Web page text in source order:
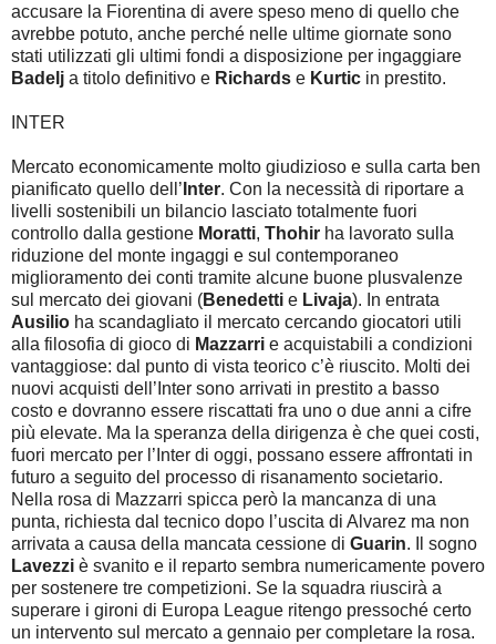
accusare la Fiorentina di avere speso meno di quello che
avrebbe potuto, anche perché nelle ultime giornate sono
stati utilizzati gli ultimi fondi a disposizione per ingaggiare
Badelj a titolo definitivo e Richards e Kurtic in prestito.
INTER
Mercato economicamente molto giudizioso e sulla carta ben
pianificato quello dell’ Inter. Con la necessità di riportare a
livelli sostenibili un bilancio lasciato totalmente fuori
controllo dalla gestione Moratti, Thohir ha lavorato sulla
riduzione del monte ingaggi e sul contemporaneo
miglioramento dei conti tramite alcune buone plusvalenze
sul mercato dei giovani (Benedetti e Livaja). In entrata
Ausilio ha scandagliato il mercato cercando giocatori utili
alla filosofia di gioco di Mazzarri e acquistabili a condizioni
vantaggiose: dal punto di vista teorico c’è riuscito. Molti dei
nuovi acquisti dell’Inter sono arrivati in prestito a basso
costo e dovranno essere riscattati fra uno o due anni a cifre
più elevate. Ma la speranza della dirigenza è che quei costi,
fuori mercato per l’Inter di oggi, possano essere affrontati in
futuro a seguito del processo di risanamento societario.
Nella rosa di Mazzarri spicca però la mancanza di una
punta, richiesta dal tecnico dopo l’uscita di Alvarez ma non
arrivata a causa della mancata cessione di Guarin. Il sogno
Lavezzi è svanito e il reparto sembra numericamente povero
per sostenere tre competizioni. Se la squadra riuscirà a
superare i gironi di Europa League ritengo pressoché certo
un intervento sul mercato a gennaio per completare la rosa.